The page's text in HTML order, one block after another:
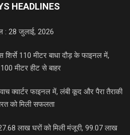
HEADLINES
: 28 जुलाई, 2026
110 मीटर बाधा दौड़ के फाइनल में,
100 मीटर हीट से बाहर
क्वार्टर फाइनल में, लंबी कूद और पैरा तैराकी
को मिली सफलता
लाख घरों को मिली मंजूरी, 99.07 लाख